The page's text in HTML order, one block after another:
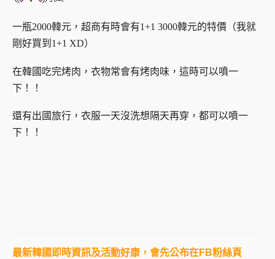
一瓶2000韓元，超商有時會有1+1 3000韓元的特價（我就
剛好買到1+1 XD）
在韓國吃完烤肉，衣物常會有烤肉味，這時可以噴一
下！！
還有出國旅行，衣服一天沒洗想隔天再穿，都可以噴一
下！！
最新韓國即時資訊及活動好康，會先公布在FB粉絲頁